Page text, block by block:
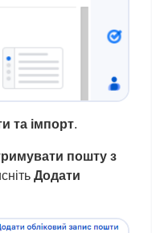
та імпорт.
пошту з
Додати